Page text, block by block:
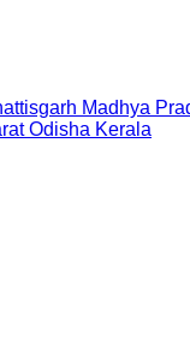
Madhya
Odisha Kerala